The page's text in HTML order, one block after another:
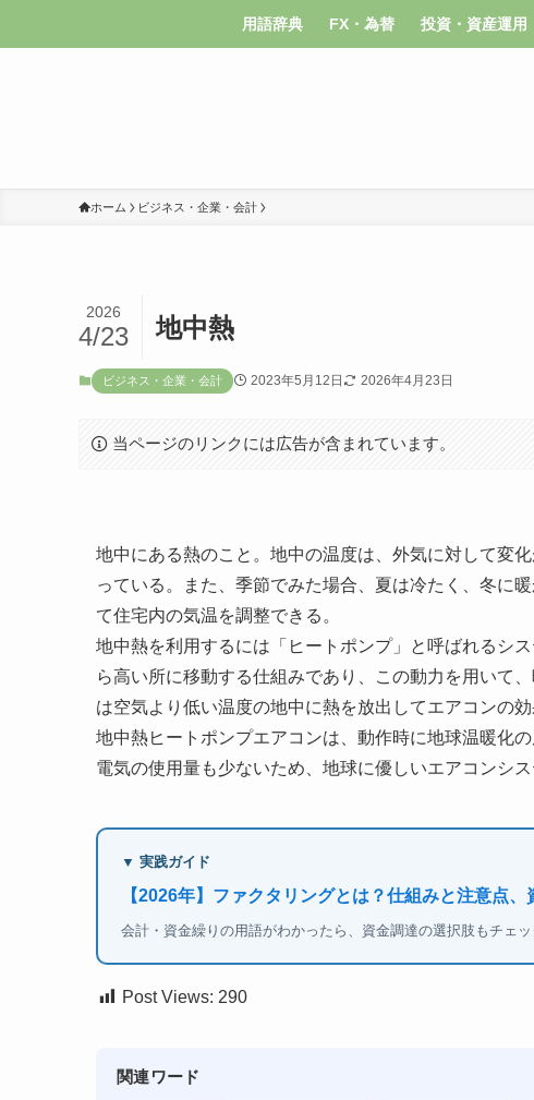
用語辞典 FX・為替 投資・資産運用
ホーム ビジネス・企業・会計
地中熱
2026
4/23
ビジネス・企業・会計 2023年5月12日 2026年4月23日
当ページのリンクには広告が含まれています。
地中にある熱のこと。地中の温度は、外気に対して変
っている。また、季節でみた場合、夏は冷たく、冬に
て住宅内の気温を調整できる。
地中熱を利用するには「ヒートポンプ」と呼ばれるシ
ら高い所に移動する仕組みであり、この動力を用いて
は空気より低い温度の地中に熱を放出してエアコンの効
地中熱ヒートポンプエアコンは、動作時に地球温暖化
電気の使用量も少ないため、地球に優しいエアコンシ
▼ 実践ガイド
【2026年】ファクタリングとは？仕組みと注意点
会計・資金繰りの用語がわかったら、資金調達の選択肢もチェッ
Post Views: 290
関連ワード